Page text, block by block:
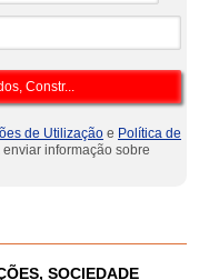
de Utilização e Política de
informação sobre
SOCIEDADE